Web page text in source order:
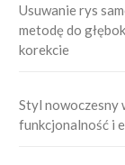
Usuwanie rys
metodę do
korekcie
Styl nowoczesny
funkcjonalność i